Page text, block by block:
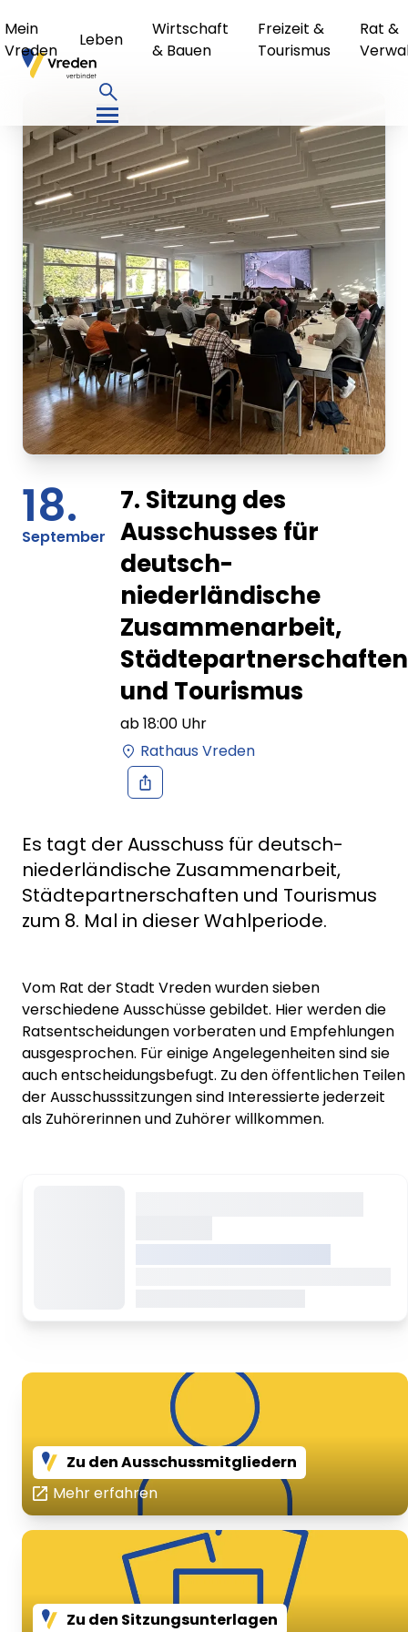
Mein
Vreden
Leben
Wirtschaft
& Bauen
Freizeit &
Tourismus
Rat &
18.
September
7. Sitzung des
Ausschusses für
deutsch-
niederländische
Zusammenarbeit,
Städtepartnerschaften
und Tourismus
ab18:00 Uhr
Rathaus Vreden
Es tagt der Ausschuss für deutsch-
niederländische Zusammenarbeit,
Städtepartnerschaften und Tourismus
zum 8. Mal in dieser Wahlperiode.
Vom Rat der Stadt Vreden wurden sieben
verschiedene Ausschüsse gebildet. Hier werden die
Ratsentscheidungen vorberaten und Empfehlungen
ausgesprochen. Für einige Angelegenheiten sind sie
auch entscheidungsbefugt. Zu den öffentlichen Teilen
der Ausschusssitzungen sind Interessierte jederzeit
als Zuhörerinnen und Zuhörer willkommen.
Zu den Ausschussmitgliedern
Mehr erfahren
Zu den Sitzungsunterlagen